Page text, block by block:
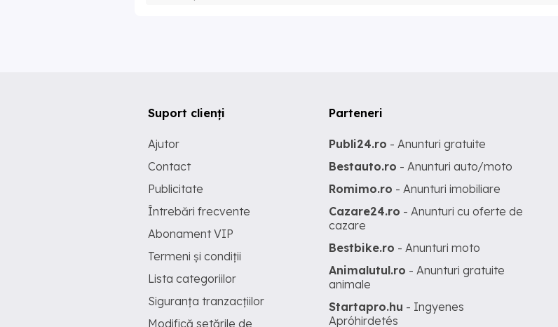
Suport clienți
Ajutor
Contact
Publicitate
Întrebări frecvente
Abonament VIP
Termeni și condiții
Lista categoriilor
Siguranța tranzacțiilor
Modifică setările de
Parteneri
Publi24.ro - Anunturi gratuite
Bestauto.ro - Anunturi auto/moto
Romimo.ro - Anunturi imobiliare
Cazare24.ro - Anunturi cu oferte de
cazare
Bestbike.ro - Anunturi moto
Animalutul.ro - Anunturi gratuite
animale
Startapro.hu - Ingyenes
Apróhirdetés